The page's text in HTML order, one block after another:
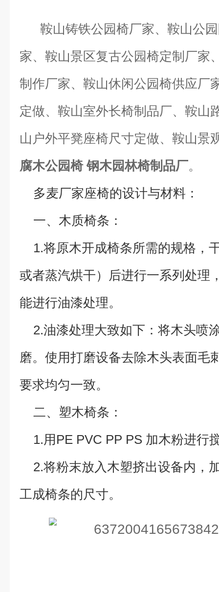
鞍山铸铁公园椅厂家、鞍山公园
家、鞍山景区复古公园椅定制厂家
制作厂家、鞍山休闲公园椅供应厂
定做、鞍山室外长椅制品厂、鞍山
山户外平凳座椅尺寸定做、鞍山景
腐木公园椅 钢木园林椅制品厂。
多麦厂家座椅的设计与材料：
一、木质椅条：
1.将原木开成椅条所需的规格，
或者蒸汽烘干）后进行一系列处理
能进行油漆处理。
2.油漆处理大致如下：将木头喷
磨。使用打磨设备去除木头表面毛
要求均匀一致。
二、塑木椅条：
1.用PE PVC PP PS 加木粉进行
2.将粉末放入木塑挤出设备内，
工成椅条的尺寸。